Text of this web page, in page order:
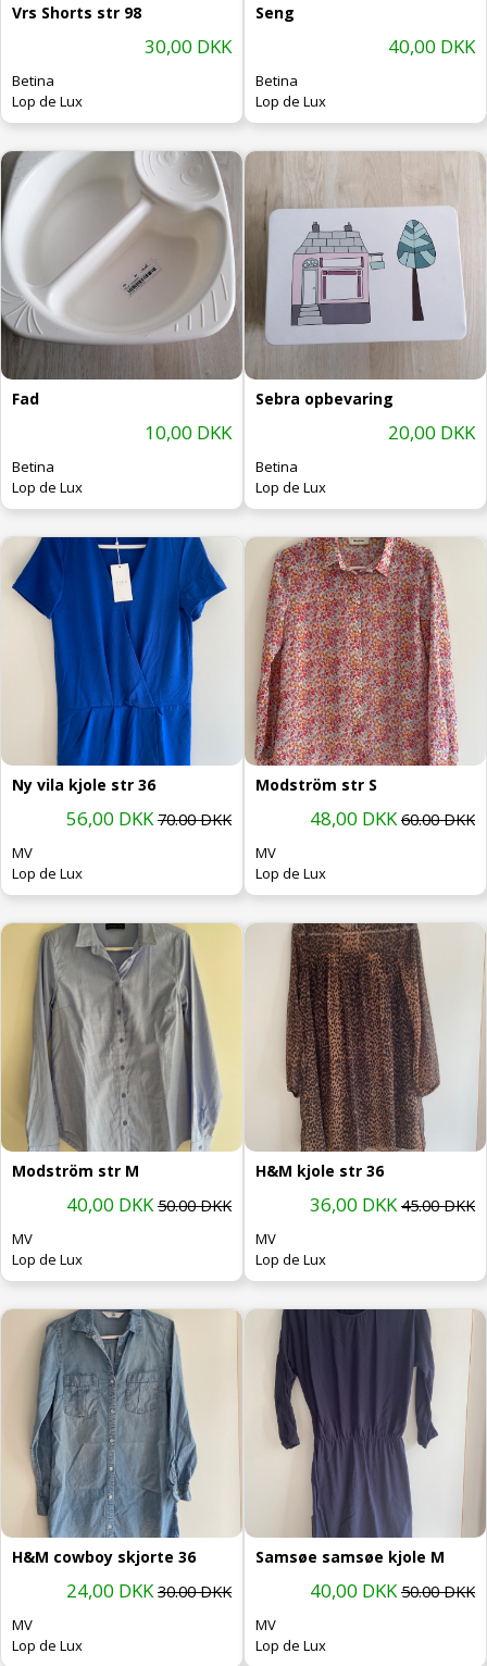
Vrs Shorts str 98
30,00 DKK
Betina
Lop de Lux
Seng
40,00 DKK
Betina
Lop de Lux
Fad
10,00 DKK
Betina
Lop de Lux
Sebra opbevaring
20,00 DKK
Betina
Lop de Lux
Ny vila kjole str 36
56,00 DKK70.00 DKK
MV
Lop de Lux
Modström str S
48,00 DKK60.00 DKK
MV
Lop de Lux
Modström str M
40,00 DKK50.00 DKK
MV
Lop de Lux
H&M kjole str 36
36,00 DKK45.00 DKK
MV
Lop de Lux
H&M cowboy skjorte 36
24,00 DKK30.00 DKK
MV
Lop de Lux
Samsøe samsøe kjole M
40,00 DKK50.00 DKK
MV
Lop de Lux